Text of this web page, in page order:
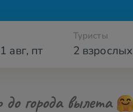
авг, пт 2 взрослых
Туристы
города вылета